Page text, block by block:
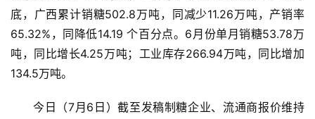
底，广西累计销糖502.8万吨，同减少11.26万吨，产销率
65.32%，同降低14.19 个百分点。6月份单月销糖53.78万
吨，同比增长4.25万吨；工业库存266.94万吨，同比增加
134.5万吨。
今日（7月6日）截至发稿制糖企业、流通商报价维持